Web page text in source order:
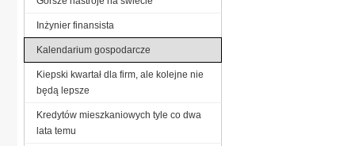
Inżynier finansista
Kalendarium gospodarcze
Kiepski kwartał dla firm, ale kolejne nie
będą lepsze
Kredytów mieszkaniowych tyle co dwa
lata temu